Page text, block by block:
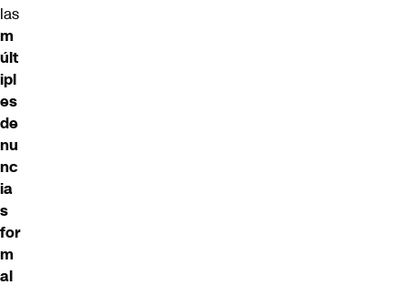
las
m
últ
ipl
es
de
nu
nc
ia
s
for
m
al